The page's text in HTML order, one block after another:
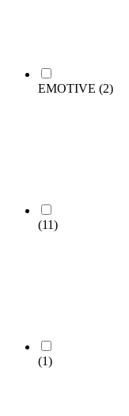
EMOTIVE (2)
(11)
(1)